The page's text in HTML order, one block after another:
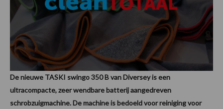
De nieuwe TASKI swingo 350 B van Diversey is een
ultracompacte, zeer wendbare batterij aangedreven
schrobzuigmachine. De machine is bedoeld voor reiniging voor